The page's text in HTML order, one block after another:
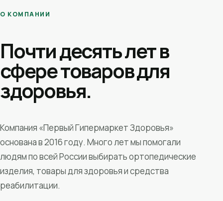
О КОМПАНИИ
Почти десять лет в
сфере товаров для
здоровья.
Компания «Первый Гипермаркет Здоровья»
основана в 2016 году. Много лет мы помогали
людям по всей России выбирать ортопедические
изделия, товары для здоровья и средства
реабилитации.